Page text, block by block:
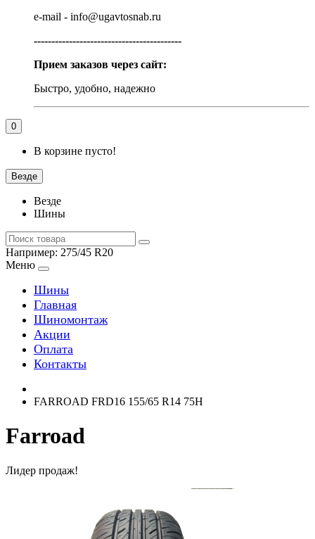
e-mail - info@ugavtosnab.ru
------------------------------------------
Прием заказов через сайт:
Быстро, удобно, надежно
0
В корзине пусто!
Везде
Везде
Шины
Например: 275/45 R20
Меню
Шины
Главная
Шиномонтаж
Акции
Оплата
Контакты
FARROAD FRD16 155/65 R14 75H
Farroad
Лидер продаж!